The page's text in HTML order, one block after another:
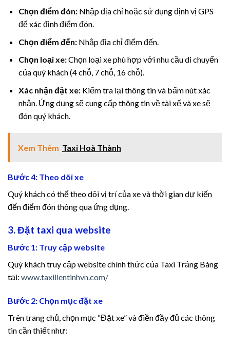
Chọn điểm đón:Nhập địa chỉ hoặc sử dụng định vị GPS
để xác định điểm đón.
Chọn điểm đến:Nhập địa chỉ điểm đến.
Chọn loại xe:Chọn loại xe phù hợp với nhu cầu di chuyển
của quý khách (4 chỗ, 7 chỗ, 16 chỗ).
Xác nhận đặt xe:Kiểm tra lại thông tin và bấm nút xác
nhận. Ứng dụng sẽ cung cấp thông tin về tài xế và xe sẽ
đón quý khách.
Xem Thêm Taxi Hoà Thành
Bước 4: Theo dõi xe
Quý khách có thể theo dõi vị trí của xe và thời gian dự kiến
đến điểm đón thông qua ứng dụng.
3. Đặt taxi qua website
Bước 1: Truy cập website
Quý khách truy cập website chính thức của Taxi Trảng Bàng
tại: www.taxilientinhvn.com/
Bước 2: Chọn mục đặt xe
Trên trang chủ, chọn mục “Đặt xe” và điền đầy đủ các thông
tin cần thiết như: